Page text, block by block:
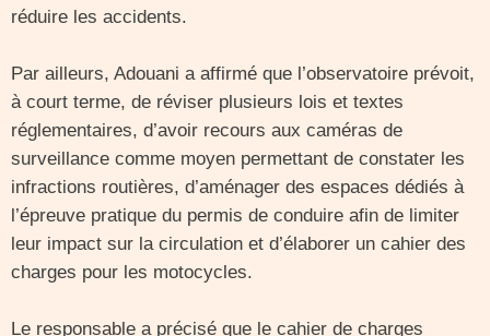
réduire les accidents.
Par ailleurs, Adouani a affirmé que l’observatoire prévoit,
à court terme, de réviser plusieurs lois et textes
réglementaires, d’avoir recours aux caméras de
surveillance comme moyen permettant de constater les
infractions routières, d’aménager des espaces dédiés à
l’épreuve pratique du permis de conduire afin de limiter
leur impact sur la circulation et d’élaborer un cahier des
charges pour les motocycles.
Le responsable a précisé que le cahier de charges